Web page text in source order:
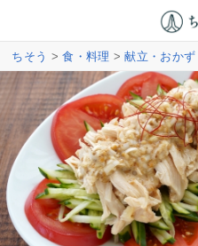
ちそう >食・料理 >献立・おかず